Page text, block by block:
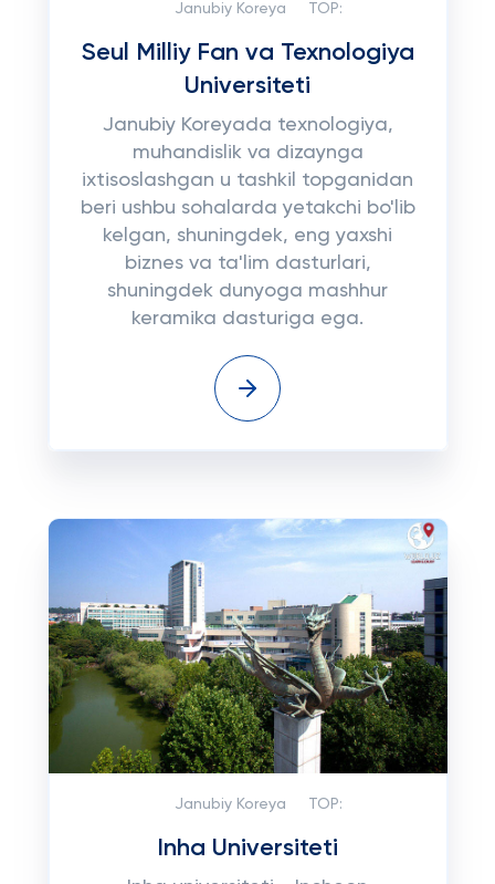
Janubiy Koreya TOP:
Seul Milliy Fan va Texnologiya
Universiteti
Janubiy Koreyada texnologiya,
muhandislik va dizaynga
ixtisoslashgan u tashkil topganidan
beri ushbu sohalarda yetakchi bo'lib
kelgan, shuningdek, eng yaxshi
biznes va ta'lim dasturlari,
shuningdek dunyoga mashhur
keramika dasturiga ega.
Janubiy Koreya TOP:
Inha Universiteti